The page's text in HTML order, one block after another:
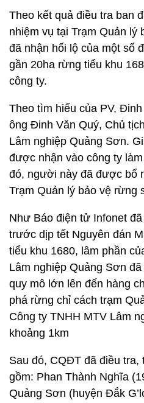
Theo kết quả điều tra ban
nhiệm vụ tại Trạm Quản lý
đã nhận hối lộ của một số
gần 20ha rừng tiểu khu
công ty.
Theo tìm hiểu của PV,
ông Đinh Văn Quý, Chủ
Lâm nghiệp Quảng Sơn.
được nhận vào công ty
đó, người này đã được bổ
Trạm Quản lý bảo vệ rừng
Như Báo điện tử Infonet
trước dịp tết Nguyên đán
tiểu khu 1680, lâm phần
Lâm nghiệp Quảng Sơn
quy mô lớn lên đến hàng
phá rừng chỉ cách trạm
Công ty TNHH MTV Lâm
khoảng 1km
Sau đó, CQĐT đã điều
gồm: Phan Thành Nghĩa
Quảng Sơn (huyện Đắk